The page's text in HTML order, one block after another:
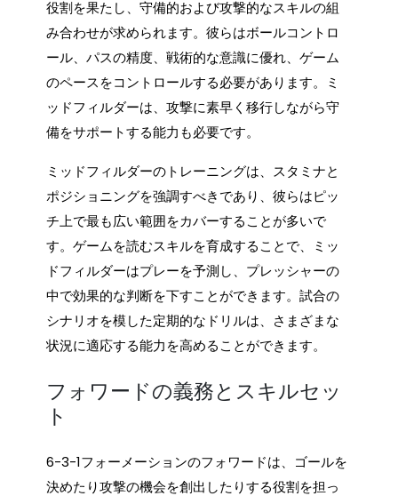
役割を果たし、守備的および攻撃的なスキルの組
み合わせが求められます。彼らはボールコントロ
ール、パスの精度、戦術的な意識に優れ、ゲーム
のペースをコントロールする必要があります。ミ
ッドフィルダーは、攻撃に素早く移行しながら守
備をサポートする能力も必要です。
ミッドフィルダーのトレーニングは、スタミナと
ポジショニングを強調すべきであり、彼らはピッ
チ上で最も広い範囲をカバーすることが多いで
す。ゲームを読むスキルを育成することで、ミッ
ドフィルダーはプレーを予測し、プレッシャーの
中で効果的な判断を下すことができます。試合の
シナリオを模した定期的なドリルは、さまざまな
状況に適応する能力を高めることができます。
フォワードの義務とスキルセッ
ト
6-3-1フォーメーションのフォワードは、ゴールを
決めたり攻撃の機会を創出したりする役割を担っ